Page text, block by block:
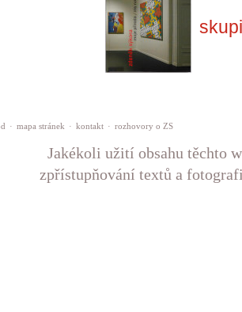
· mapa stránek · kontakt · rozhovory o ZS
Jakékoli užití obsahu těchto
zpřístupňování textů a